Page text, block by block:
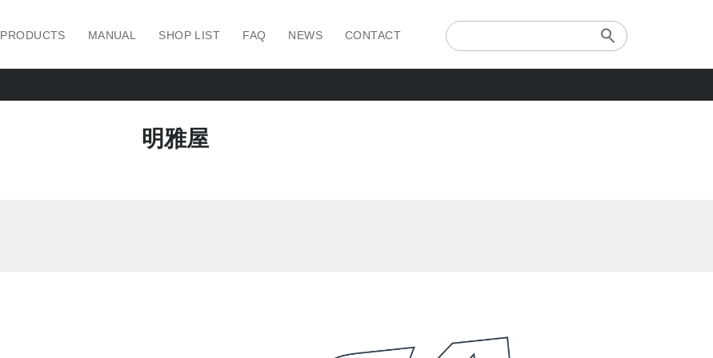
PRODUCTS MANUAL SHOP LIST FAQ NEWS CONTACT
明雅屋